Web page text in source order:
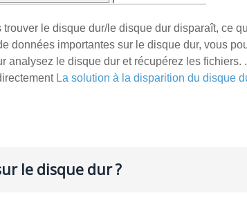
le disque dur/le disque dur disparaît, ce
données importantes sur le disque dur, vous
le disque dur et récupérez les fichiers. .
La solution à la disparition du disque
le disque dur ?